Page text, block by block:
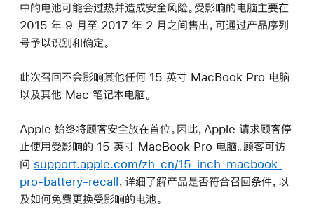
中的电池可能会过热并造成安全风险。受影响的电脑主要在
2015 年 9 月至 2017 年 2 月之间售出，可通过产品序列
号予以识别和确定。
此次召回不会影响其他任何 15 英寸 MacBook Pro 电脑
以及其他 Mac 笔记本电脑。
Apple 始终将顾客安全放在首位。因此，Apple 请求顾客停
止使用受影响的 15 英寸 MacBook Pro 电脑。顾客可访
问 support.apple.com/zh-cn/15-inch-macbook-
pro-battery-recall，详细了解产品是否符合召回条件，以
及如何免费更换受影响的电池。